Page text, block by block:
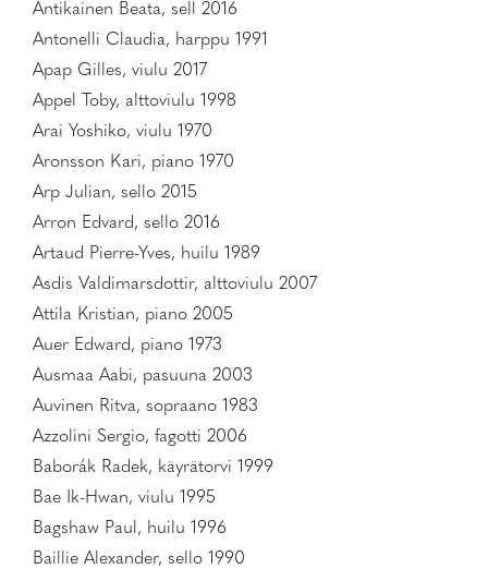
Antikainen Beata, sell 2016
Antonelli Claudia, harppu 1991
Apap Gilles, viulu 2017
Appel Toby, alttoviulu 1998
Arai Yoshiko, viulu 1970
Aronsson Kari, piano 1970
Arp Julian, sello 2015
Arron Edvard, sello 2016
Artaud Pierre-Yves, huilu 1989
Asdis Valdimarsdottir, alttoviulu 2007
Attila Kristian, piano 2005
Auer Edward, piano 1973
Ausmaa Aabi, pasuuna 2003
Auvinen Ritva, sopraano 1983
Azzolini Sergio, fagotti 2006
Baborák Radek, käyrätorvi 1999
Bae Ik-Hwan, viulu 1995
Bagshaw Paul, huilu 1996
Baillie Alexander, sello 1990